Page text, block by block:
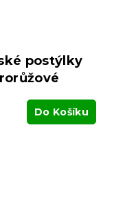
postýlky
Do Košíku